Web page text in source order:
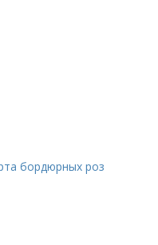
бордюрных роз